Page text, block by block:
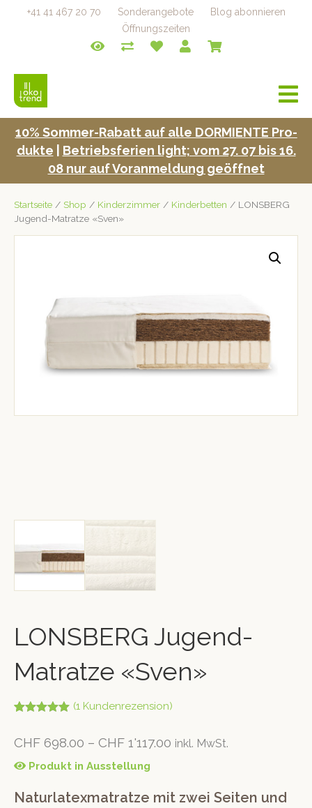
+41 41 467 20 70 Sonderangebote
Blog abonnieren
Öffnungszeiten
a
v
i
10% Som­mer-Rabatt auf alle DORMIENTE Pro­
duk­te
Betrieb­s­fe­rien light; vom 27. 07 bis 16.
08 nur auf Voran­mel­dung geöffnet
Startseite / Shop / Kinderzimmer / Kinderbetten / LONSBERG
Jugend-Matratze «Sven»
LONSBERG Jugend-
Matratze «Sven»
basierend
Kundenbew
(1 Kundenrezension)
CHF 698.00 – CHF 1'117.00 inkl. MwSt.
Produkt in Ausstellung
Naturlatexmatratze mit zwei Seiten und